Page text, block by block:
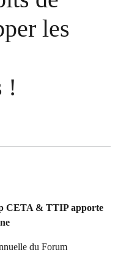
les
!
CETA & TTIP apporte
du Forum